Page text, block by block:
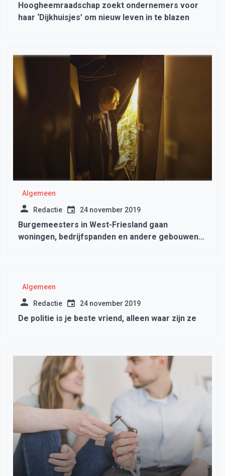
Hoogheemraadschap zoekt ondernemers voor
haar ‘Dijkhuisjes’ om nieuw leven in te blazen
Algemeen
Redactie 24 november 2019
Burgemeesters in West-Friesland gaan
woningen, bedrijfspanden en andere gebouwen
Algemeen
Redactie 24 november 2019
De politie is je beste vriend, alleen waar zijn ze